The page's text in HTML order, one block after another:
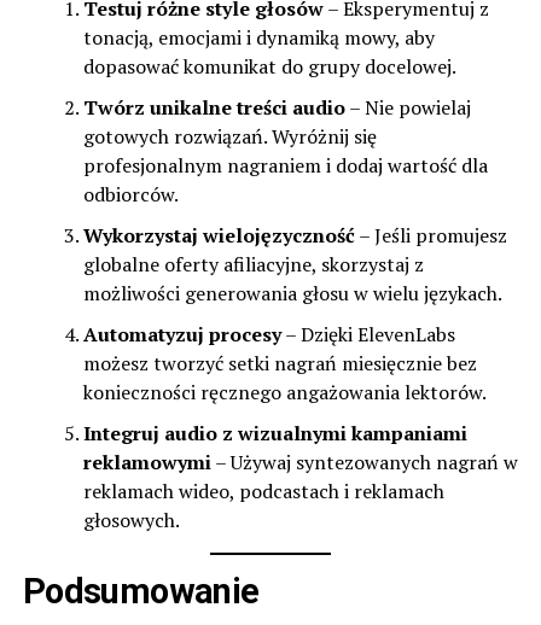
Testuj różne style głosów– Eksperymentuj z
tonacją, emocjami i dynamiką mowy, aby
dopasować komunikat do grupy docelowej.
Twórz unikalne treści audio– Nie powielaj
gotowych rozwiązań. Wyróżnij się
profesjonalnym nagraniem i dodaj wartość dla
odbiorców.
Wykorzystaj wielojęzyczność– Jeśli promujesz
globalne oferty afiliacyjne, skorzystaj z
możliwości generowania głosu w wielu językach.
Automatyzuj procesy– Dzięki ElevenLabs
możesz tworzyć setki nagrań miesięcznie bez
konieczności ręcznego angażowania lektorów.
Integruj audio z wizualnymi kampaniami
reklamowymi– Używaj syntezowanych nagrań w
reklamach wideo, podcastach i reklamach
głosowych.
Podsumowanie